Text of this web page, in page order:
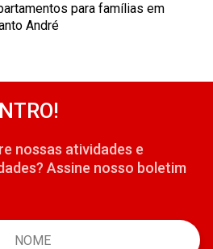
para famílias em
André
nossas atividades e
Assine nosso boletim